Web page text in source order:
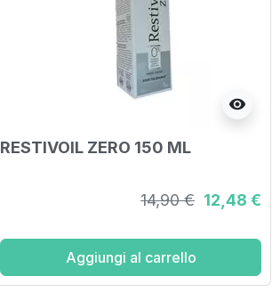
visibility
RESTIVOIL ZERO 150 ML
14,90 € 12,48 €
Aggiungi al carrello